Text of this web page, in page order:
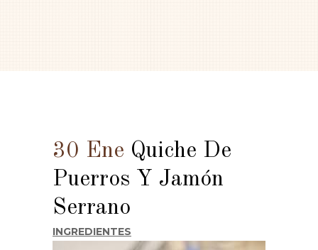
30 Ene Quiche De
Puerros Y Jamón
Serrano
INGREDIENTES